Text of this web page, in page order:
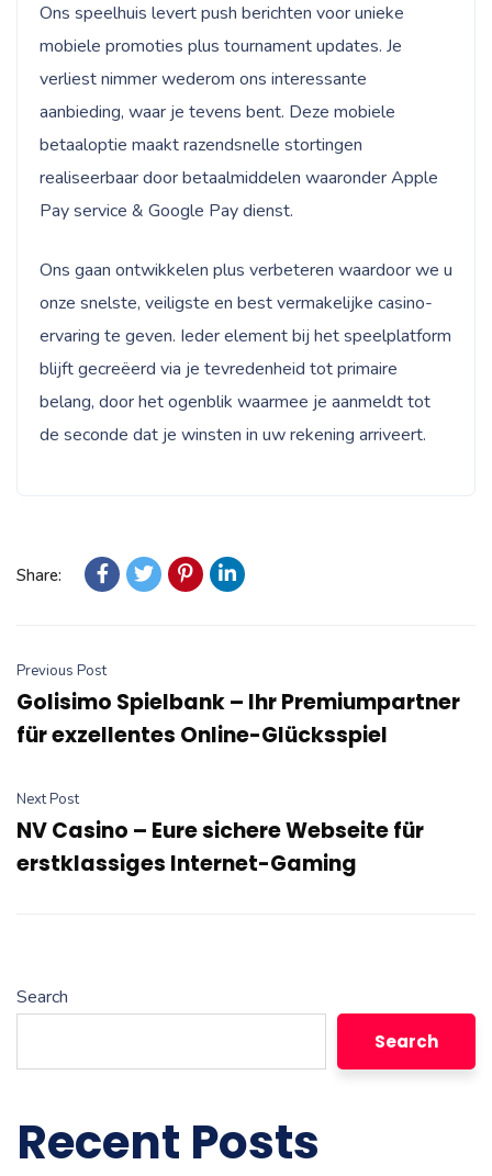
Ons speelhuis levert push berichten voor unieke
mobiele promoties plus tournament updates. Je
verliest nimmer wederom ons interessante
aanbieding, waar je tevens bent. Deze mobiele
betaaloptie maakt razendsnelle stortingen
realiseerbaar door betaalmiddelen waaronder Apple
Pay service & Google Pay dienst.
Ons gaan ontwikkelen plus verbeteren waardoor we u
onze snelste, veiligste en best vermakelijke casino-
ervaring te geven. Ieder element bij het speelplatform
blijft gecreëerd via je tevredenheid tot primaire
belang, door het ogenblik waarmee je aanmeldt tot
de seconde dat je winsten in uw rekening arriveert.
Share:
Previous Post
Golisimo Spielbank – Ihr Premiumpartner
für exzellentes Online-Glücksspiel
Next Post
NV Casino – Eure sichere Webseite für
erstklassiges Internet-Gaming
Search
Search
Recent Posts